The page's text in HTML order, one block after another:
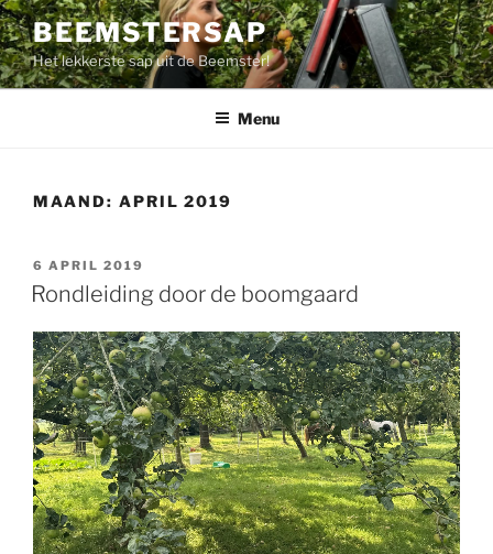
Ga
naar
de
inhoud
BEEMSTERSAP
Het lekkerste sap uit de Beemster!
Menu
MAAND: APRIL 2019
GEPLAATST
OP
6 APRIL 2019
Rondleiding door de boomgaard